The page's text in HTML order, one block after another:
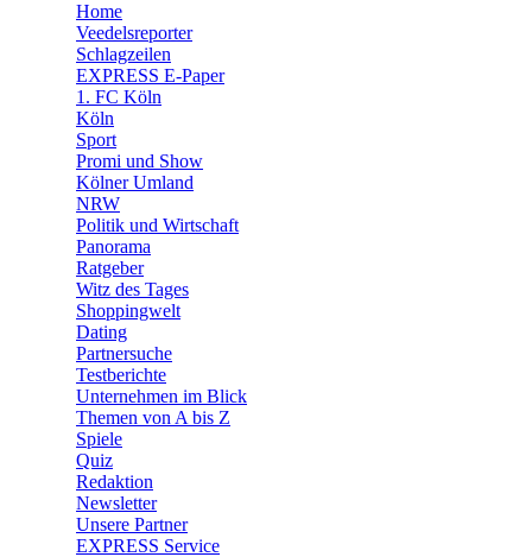
🛒 Shoppingwelt
Home
Veedelsreporter
Schlagzeilen
EXPRESS E-Paper
1. FC Köln
Köln
Sport
Promi und Show
Kölner Umland
NRW
Politik und Wirtschaft
Panorama
Ratgeber
Witz des Tages
Shoppingwelt
Dating
Partnersuche
Testberichte
Unternehmen im Blick
Themen von A bis Z
Spiele
Quiz
Redaktion
Newsletter
Unsere Partner
EXPRESS Service